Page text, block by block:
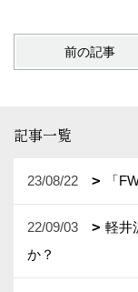
前の記事
記事一覧
23/08/22 「
22/09/03
軽井
か？